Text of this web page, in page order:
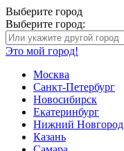
Выберите город
Выберите город:
Это мой город!
Москва
Санкт-Петербург
Новосибирск
Екатеринбург
Нижний Новгород
Казань